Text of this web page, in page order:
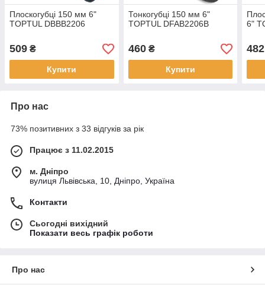
Плоскогубці 150 мм 6"
TOPTUL DBBB2206
509 ₴
Купити
Тонкогубці 150 мм 6"
TOPTUL DFAB2206B
460₴
Купити
6"
482
Про нас
73% позитивних з 33 відгуків за рік
Працює з 11.02.2015
м. Дніпро
вулиця Львівська, 10, Дніпро, Україна
Контакти
Сьогодні вихідний
Показати весь графік роботи
Про нас